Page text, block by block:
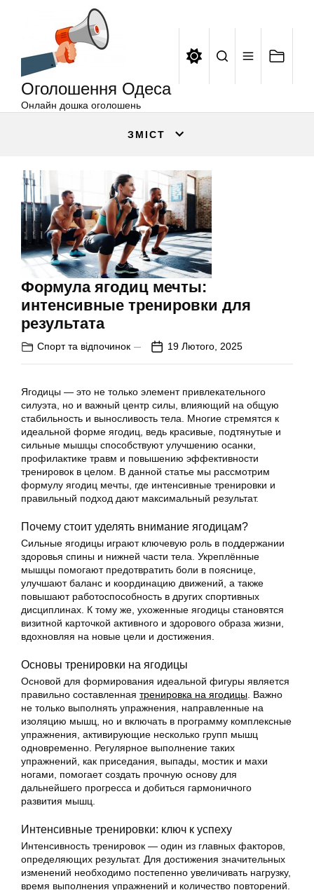
Оголошення Одеса
Онлайн дошка оголошень
ЗМІСТ
Формула ягодиц мечты:
интенсивные тренировки для
результата
Спорт та відпочинок 19 Лютого, 2025
Ягодицы — это не только элемент привлекательного
силуэта, но и важный центр силы, влияющий на общую
стабильность и выносливость тела. Многие стремятся к
идеальной форме ягодиц, ведь красивые, подтянутые и
сильные мышцы способствуют улучшению осанки,
профилактике травм и повышению эффективности
тренировок в целом. В данной статье мы рассмотрим
формулу ягодиц мечты, где интенсивные тренировки и
правильный подход дают максимальный результат.
Почему стоит уделять внимание ягодицам?
Сильные ягодицы играют ключевую роль в поддержании
здоровья спины и нижней части тела. Укреплённые
мышцы помогают предотвратить боли в пояснице,
улучшают баланс и координацию движений, а также
повышают работоспособность в других спортивных
дисциплинах. К тому же, ухоженные ягодицы становятся
визитной карточкой активного и здорового образа жизни,
вдохновляя на новые цели и достижения.
Основы тренировки на ягодицы
Основой для формирования идеальной фигуры является
правильно составленная тренировка на ягодицы . Важно
не только выполнять упражнения, направленные на
изоляцию мышц, но и включать в программу комплексные
упражнения, активирующие несколько групп мышц
одновременно. Регулярное выполнение таких
упражнений, как приседания, выпады, мостик и махи
ногами, помогает создать прочную основу для
дальнейшего прогресса и добиться гармоничного
развития мышц.
Интенсивные тренировки: ключ к успеху
Интенсивность тренировок — один из главных факторов,
определяющих результат. Для достижения значительных
изменений необходимо постепенно увеличивать нагрузку,
время выполнения упражнений и количество повторений.